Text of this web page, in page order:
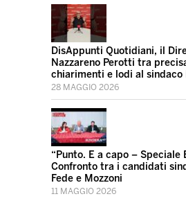
DisAppunti Quotidiani, il
Nazzareno Perotti tra
chiarimenti e lodi al sindaco
28 MAGGIO 2026
“Punto. E a capo – Speciale
Confronto tra i candidati
Fede e Mozzoni
11 MAGGIO 2026